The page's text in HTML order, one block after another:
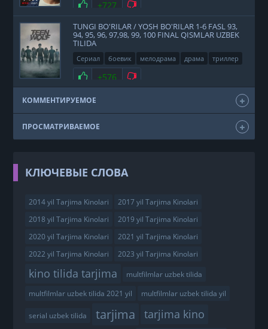
Нравится
+727 Не нравится
TUNGI BO'RILAR / YOSH BO'RILAR 1-6 FASL 93,
94, 95, 96, 97,98, 99, 100 FINAL QISMLAR UZBEK
TILIDA
Сериал боевик мелодрама драма
триллер
фэнтези
США 2011
Нравится
+576 Не нравится
КОММЕНТИРУЕМОЕ
ПРОСМАТРИВАЕМОЕ
КЛЮЧЕВЫЕ СЛОВА
2014 yil Tarjima Kinolari
2017 yil Tarjima Kinolari
2018 yil Tarjima Kinolari
2019 yil Tarjima Kinolari
2020 yil Tarjima Kinolari
2021 yil Tarjima Kinolari
2022 yil Tarjima Kinolari
2023 yil Tarjima Kinolari
kino tilida tarjima
multfilmlar uzbek tilida
multfilmlar uzbek tilida 2021 yil
multfilmlar uzbek tilida yil
serial uzbek tilida tarjima
tarjima kino